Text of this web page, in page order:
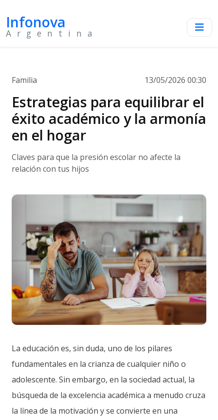
Infonova
Argentina
Familia 13/05/2026 00:30
Estrategias para equilibrar el
éxito académico y la armonía
en el hogar
Claves para que la presión escolar no afecte la
relación con tus hijos
La educación es, sin duda, uno de los pilares
fundamentales en la crianza de cualquier niño o
adolescente. Sin embargo, en la sociedad actual, la
búsqueda de la excelencia académica a menudo cruza
la línea de la motivación y se convierte en una